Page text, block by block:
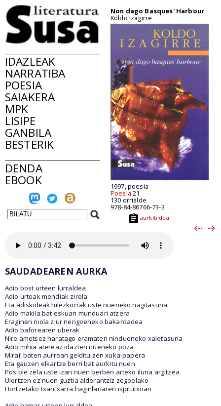
IDAZLEAK
NARRATIBA
POESIA
SAIAKERA
MPK
LISIPE
GANBILA
BESTERIK
DENDA
EBOOK
Non dago Basques' Harbour
Koldo Izagirre
1997, poesia
Poesia 21
130 orrialde
978-84-86766-73-3
aurkibidea
SAUDADEAREN AURKA
Adio bost urteen lurraldea
Adio urteak mendiak zirela
Eta adiskideak hilezkorrak uste nueneko nagitasuna
Adio makila bat eskuan munduari atzera
Eraginen niola ziur nengoeneko bakardadea
Adio baforearen uberak
Nire ametsez haratago eramaten nindueneko xalotasuna
Adio mihia atereaz idazten nueneko poza
Mirail baten aurrean gelditu zen xuka-papera
Eta gauzen elkartze berri bat aurkitu nuen
Posible zela uste izan nuen berben arteko iluna argitzea
Ulertzen ez nuen guztia alderantziz zegoelako
Hortzetako txantxarra haginlariaren ispilutxoan